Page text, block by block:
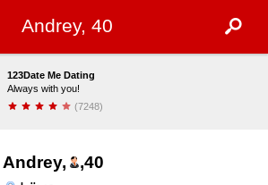
Andrey, 40
123Date Me Dating
Always with you!
(7248)
Andrey, ,40